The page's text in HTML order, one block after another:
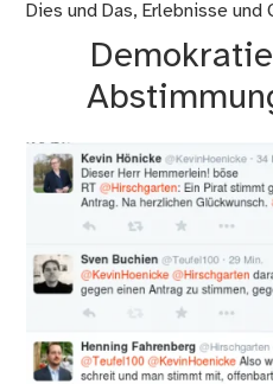
Dies und Das, Erlebnisse und